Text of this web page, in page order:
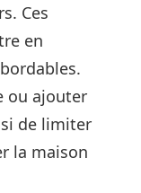
Ces
en
ou ajouter
de limiter
la maison